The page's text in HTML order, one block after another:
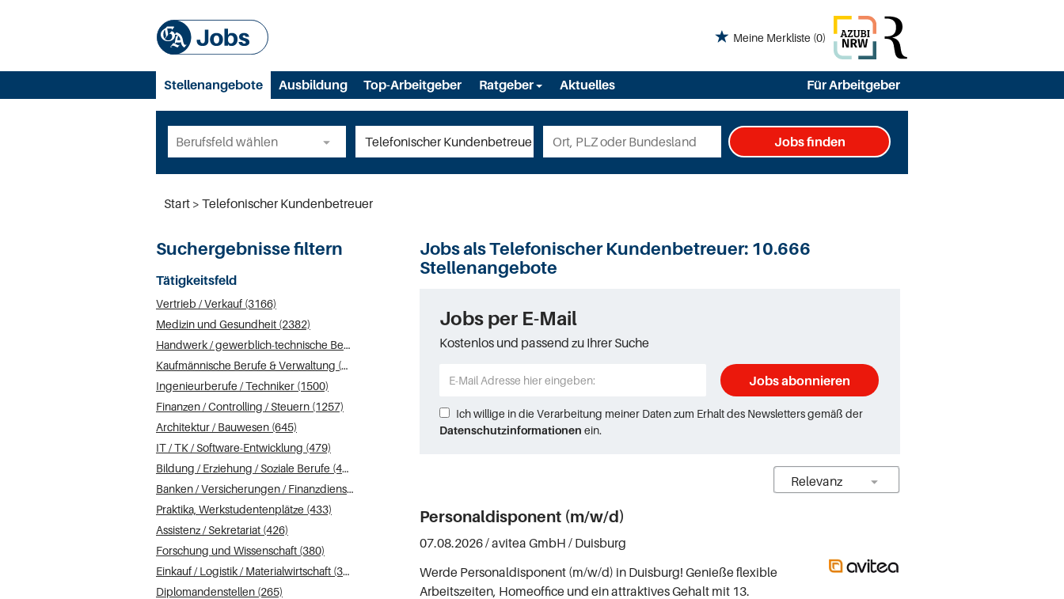
Meine Merkliste (0)
Stellenangebote Ausbildung Top-Arbeitgeber Ratgeber Aktuelles Für Arbeitgeber
Jobs finden
Start Telefonischer Kundenbetreuer
Suchergebnisse filtern
Tätigkeitsfeld
Vertrieb / Verkauf (3166)
Medizin und Gesundheit (2382)
Handwerk / gewerblich-technische Berufe (2382)
Kaufmännische Berufe & Verwaltung (2129)
Ingenieurberufe / Techniker (1500)
Finanzen / Controlling / Steuern (1257)
Architektur / Bauwesen (645)
IT / TK / Software-Entwicklung (479)
Bildung / Erziehung / Soziale Berufe (470)
Banken / Versicherungen / Finanzdienstleister (442)
Praktika, Werkstudentenplätze (433)
Assistenz / Sekretariat (426)
Forschung und Wissenschaft (380)
Einkauf / Logistik / Materialwirtschaft (337)
Diplomandenstellen (265)
Jobs als Telefonischer Kundenbetreuer: 10.666
Stellenangebote
Jobs per E-Mail
Kostenlos und passend zu Ihrer Suche
Jobs abonnieren
Ich willige in die Verarbeitung meiner Daten zum Erhalt des Newsletters gemäß der
Datenschutzinformationen ein.
Personaldisponent (m/w/d)
07.08.2026 /avitea GmbH / Duisburg
Werde Personaldisponent (m/w/d) in Duisburg! Genieße flexible
Arbeitszeiten, Homeoffice und ein attraktives Gehalt mit 13.